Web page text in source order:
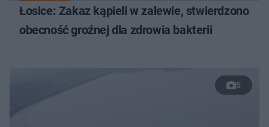
Łosice: Zakaz kąpieli w zalewie, stwierdzono
obecność groźnej dla zdrowia bakterii
5